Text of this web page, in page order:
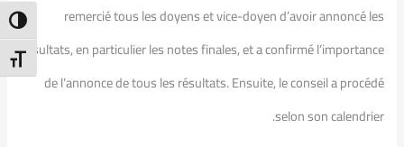
Size
remercié tous les doyens et vice-doyen d’avoir annoncé les
résultats, en particulier les notes finales, et a confirmé l’importance
de l’annonce de tous les résultats. Ensuite, le conseil a procédé
selon son calendrier.